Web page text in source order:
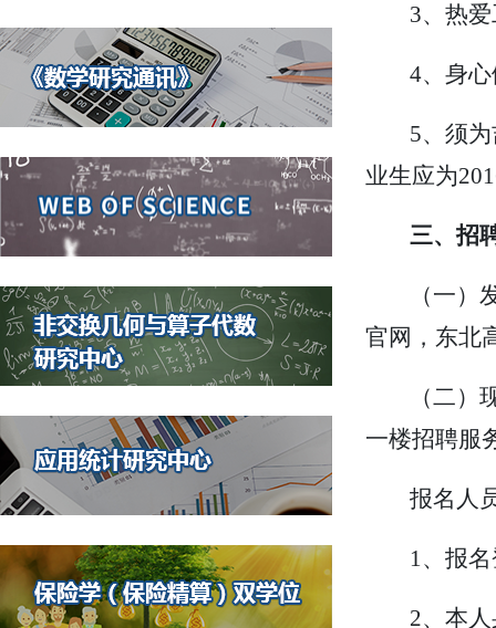
3、 热
4、 身
5、 须为
业生应为
三、招
（一）
官网，东北
（二）
一楼招聘服
报名人
1、 报
2、 本